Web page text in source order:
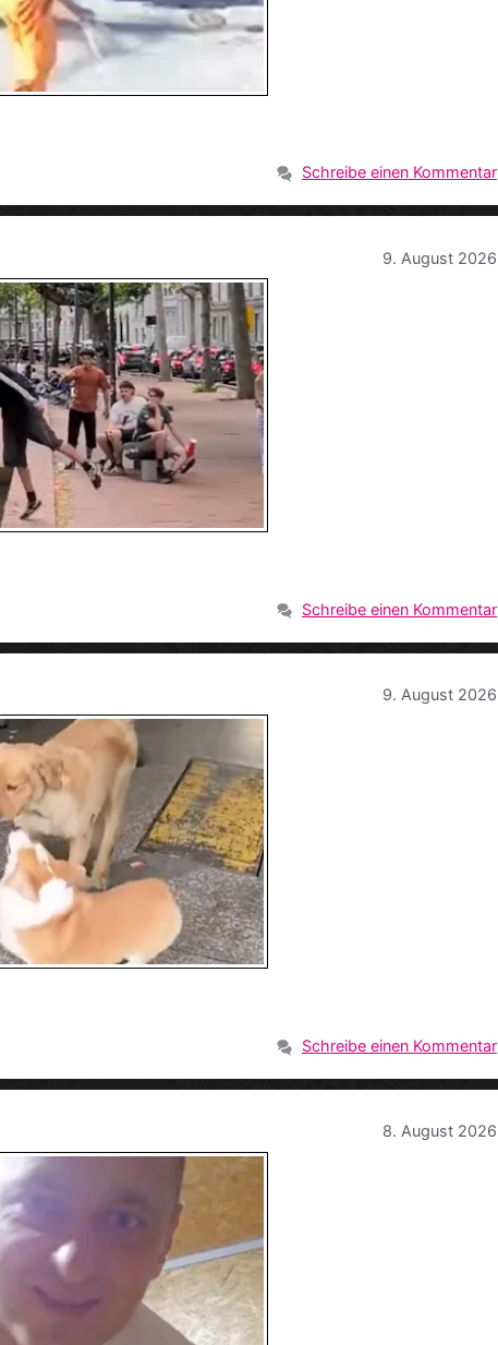
Schreibe einen Kommentar
9. August 2026
Schreibe einen Kommentar
9. August 2026
Schreibe einen Kommentar
8. August 2026